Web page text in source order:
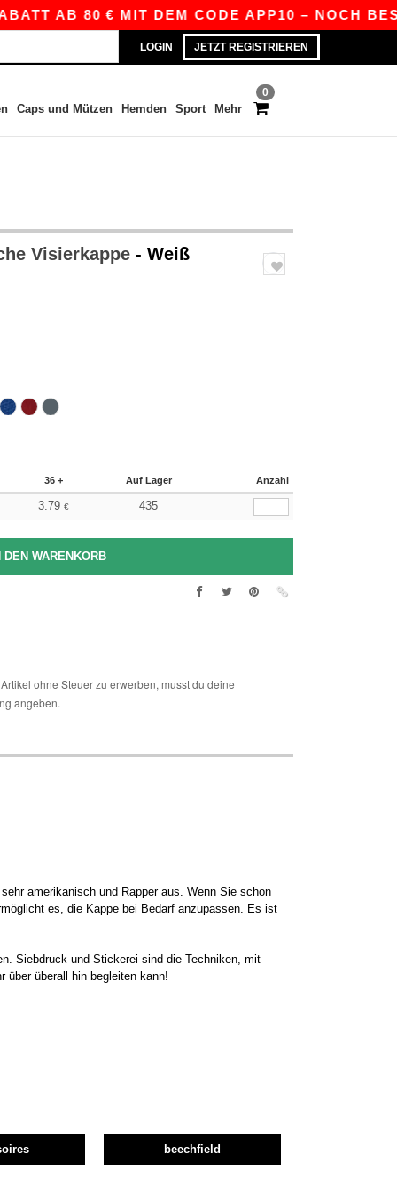
80 € MIT DEM CODE APP10 – NOCH BESSERE
LOGIN JETZT REGISTRIEREN
0
Caps und Mützen Hemden Sport Mehr
Visierkappe - Weiß
36 + Auf Lager Anzahl
3.79 € 435
ohne Steuer zu erwerben, musst du deine
angeben.
amerikanisch und Rapper aus. Wenn Sie schon
es, die Kappe bei Bedarf anzupassen. Es ist
Siebdruck und Stickerei sind die Techniken, mit
über überall hin begleiten kann!
beechfield